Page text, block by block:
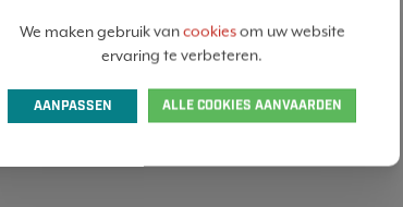
het technologisch leiderschap van Europa
Commission
We maken gebruik vancookiesom uw website
ervaring te verbeteren.
AANPASSEN ALLE COOKIES AANVAARDEN